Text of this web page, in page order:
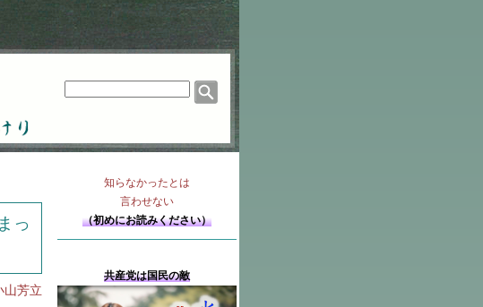
が
っ
山芳立
知らなかったとは
言わせない
（初めにお読みください）
共産党は国民の敵